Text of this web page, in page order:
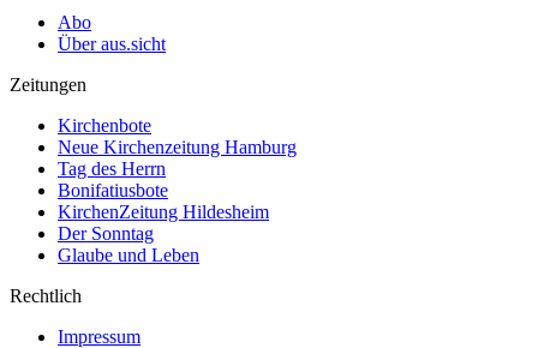
Abo
Über aus.sicht
Zeitungen
Kirchenbote
Neue Kirchenzeitung Hamburg
Tag des Herrn
Bonifatiusbote
KirchenZeitung Hildesheim
Der Sonntag
Glaube und Leben
Rechtlich
Impressum